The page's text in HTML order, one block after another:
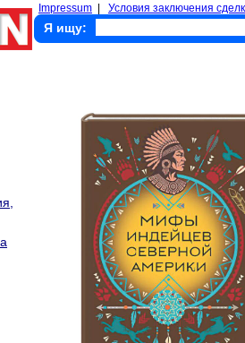
Impressum Условия заключения
Я ищу: